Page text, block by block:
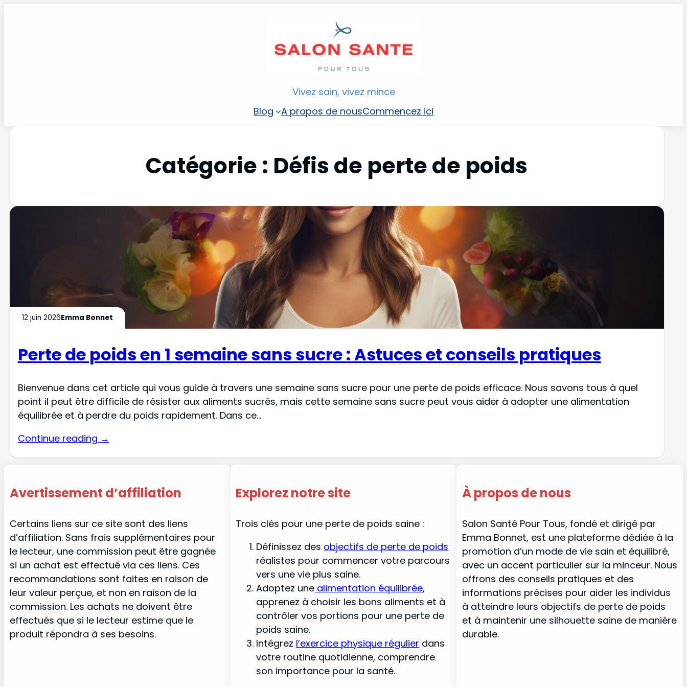
Vivez sain, vivez mince
Blog
A propos de nousCommencez ici
Catégorie : Défis de perte de poids
12 juin 2026Emma Bonnet
Perte de poids en 1 semaine sans sucre : Astuces et conseils pratiques
Bienvenue dans cet article qui vous guide à travers une semaine sans sucre pour une perte de poids efficace. Nous savons tous à quel
point il peut être difficile de résister aux aliments sucrés, mais cette semaine sans sucre peut vous aider à adopter une alimentation
équilibrée et à perdre du poids rapidement. Dans ce…
Continue reading →
Avertissement d’affiliation
Certains liens sur ce site sont des liens
d’affiliation. Sans frais supplémentaires pour
le lecteur, une commission peut être gagnée
si un achat est effectué via ces liens. Ces
recommandations sont faites en raison de
leur valeur perçue, et non en raison de la
commission. Les achats ne doivent être
effectués que si le lecteur estime que le
produit répondra à ses besoins.
Explorez notre site
Trois clés pour une perte de poids saine :
Définissez des objectifs de perte de poids
réalistes pour commencer votre parcours
vers une vie plus saine.
Adoptez une alimentation équilibrée,
apprenez à choisir les bons aliments et à
contrôler vos portions pour une perte de
poids saine.
Intégrez l’exercice physique régulier dans
votre routine quotidienne, comprendre
son importance pour la santé.
À propos de nous
Salon Santé Pour Tous, fondé et dirigé par
Emma Bonnet, est une plateforme dédiée à la
promotion d’un mode de vie sain et équilibré,
avec un accent particulier sur la minceur. Nous
offrons des conseils pratiques et des
informations précises pour aider les individus
à atteindre leurs objectifs de perte de poids
et à maintenir une silhouette saine de manière
durable.